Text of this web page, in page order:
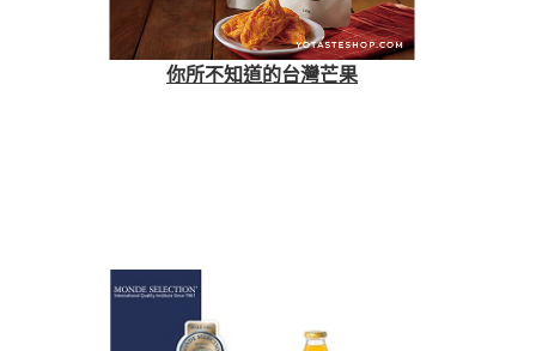
你所不知道的台灣芒果